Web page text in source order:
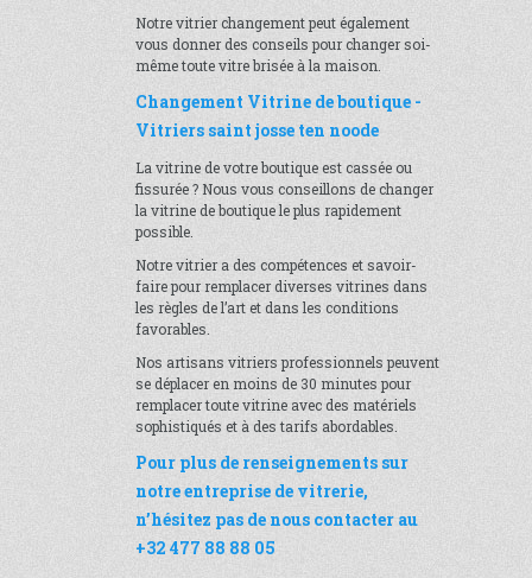
Notre vitrier changement peut également
vous donner des conseils pour changer soi-
même toute vitre brisée à la maison.
Changement Vitrine de boutique -
Vitriers saint josse ten noode
La vitrine de votre boutique est cassée ou
fissurée ? Nous vous conseillons de changer
la vitrine de boutique le plus rapidement
possible.
Notre vitrier a des compétences et savoir-
faire pour remplacer diverses vitrines dans
les règles de l’art et dans les conditions
favorables.
Nos artisans vitriers professionnels peuvent
se déplacer en moins de 30 minutes pour
remplacer toute vitrine avec des matériels
sophistiqués et à des tarifs abordables.
Pour plus de renseignements sur
notre entreprise de vitrerie,
n’hésitez pas de nous contacter au
+32 477 88 88 05